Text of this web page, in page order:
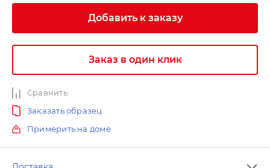
Добавить к заказу
Заказ в один клик
Сравнить
Заказать образец
Примерить на доме